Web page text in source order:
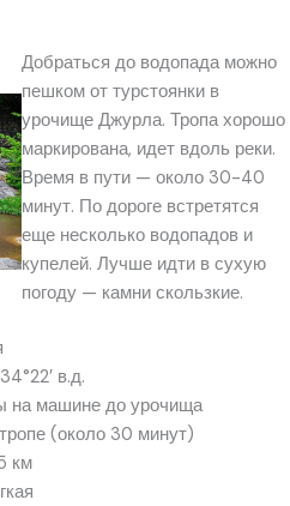
Добраться до водопада можно
пешком от турстоянки в
урочище Джурла. Тропа хорошо
маркирована, идет вдоль реки.
Время в пути — около 30-40
минут. По дороге встретятся
еще несколько водопадов и
купелей. Лучше идти в сухую
погоду — камни скользкие.
в.д.
на машине до урочища
(около 30 минут)
км